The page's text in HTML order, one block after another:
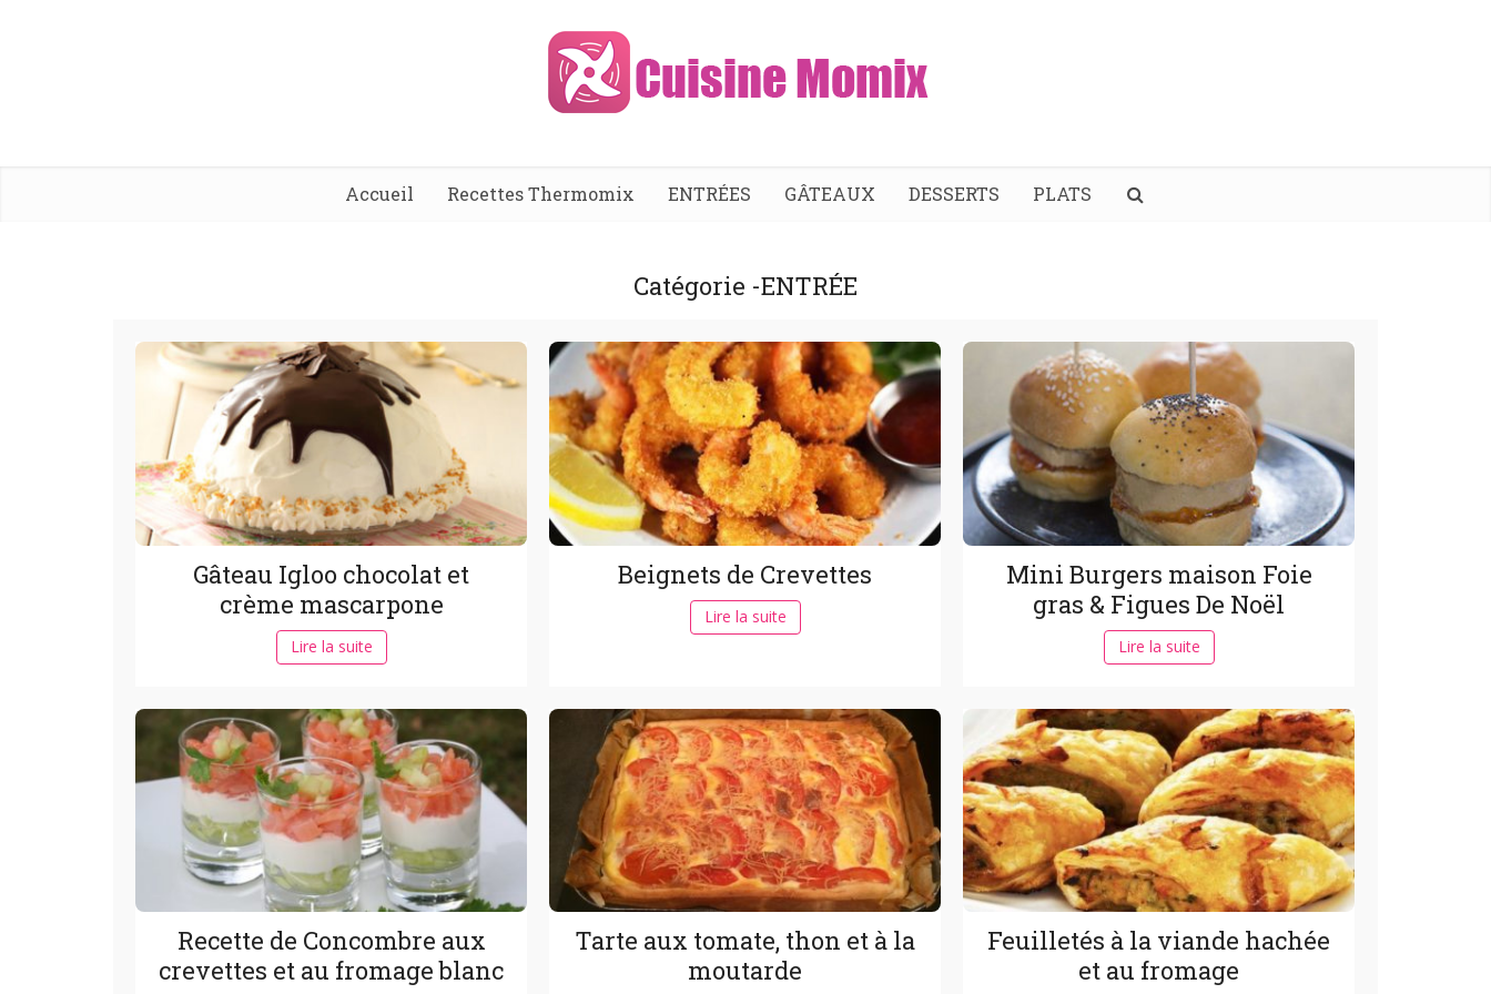
Accueil Recettes Thermomix ENTRÉES GÂTEAUX DESSERTS PLATS
Catégorie -ENTRÉE
Gâteau Igloo chocolat et
crème mascarpone
Lire la suite
Beignets de Crevettes
Lire la suite
Mini Burgers maison Foie
gras & Figues De Noël
Lire la suite
Recette de Concombre aux
crevettes et au fromage blanc
Tarte aux tomate, thon et à la
moutarde
Feuilletés à la viande hachée
et au fromage